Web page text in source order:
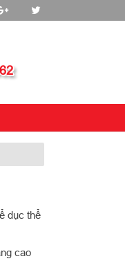
dục thể
cao